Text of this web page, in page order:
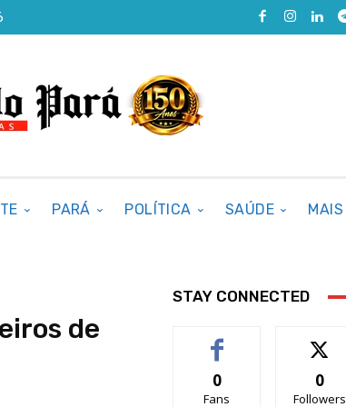
PARÁ POLÍTICA SAÚDE MAIS
de
STAY CONNECTED
0
Fans
0
Followers